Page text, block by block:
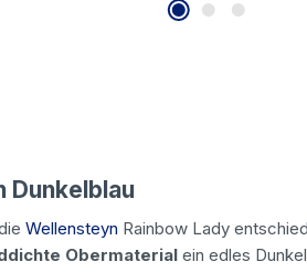
Dunkelblau
Wellensteyn Rainbow Lady
Obermaterial ein edles